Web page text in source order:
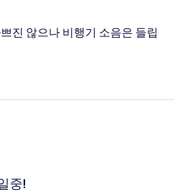
진 않으나 비행기 소음은 들립
중!